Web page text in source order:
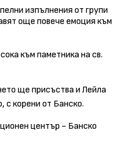
изпълнения от групи
още повече емоция към
към паметника на св.
ще присъства и Лейла
с корени от Банско.
център - Банско